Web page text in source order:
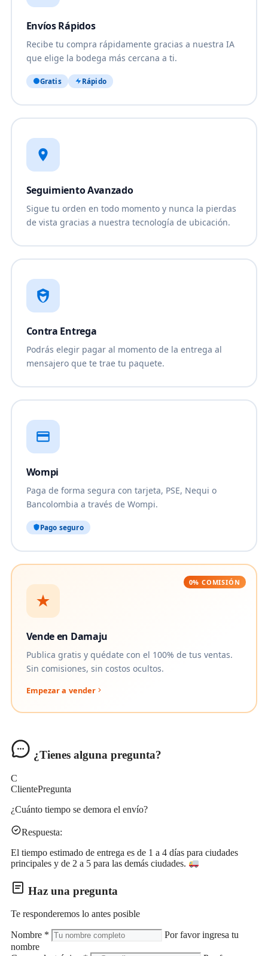
Envíos Rápidos
Recibe tu compra rápidamente gracias a nuestra IA
que elige la bodega más cercana a ti.
Gratis Rápido
Seguimiento Avanzado
Sigue tu orden en todo momento y nunca la pierdas
de vista gracias a nuestra tecnología de ubicación.
Contra Entrega
Podrás elegir pagar al momento de la entrega al
mensajero que te trae tu paquete.
Wompi
Paga de forma segura con tarjeta, PSE, Nequi o
Bancolombia a través de Wompi.
Pago seguro
0% COMISIÓN
Vende en Damaju
Publica gratis y quédate con el 100% de tus ventas.
Sin comisiones, sin costos ocultos.
Empezar a vender
¿Tienes alguna pregunta?
C
ClientePregunta
¿Cuánto tiempo se demora el envío?
Respuesta:
El tiempo estimado de entrega es de 1 a 4 días para ciudades
principales y de 2 a 5 para las demás ciudades.
Haz una pregunta
Te responderemos lo antes posible
Nombre *
Por favor ingresa tu
nombre